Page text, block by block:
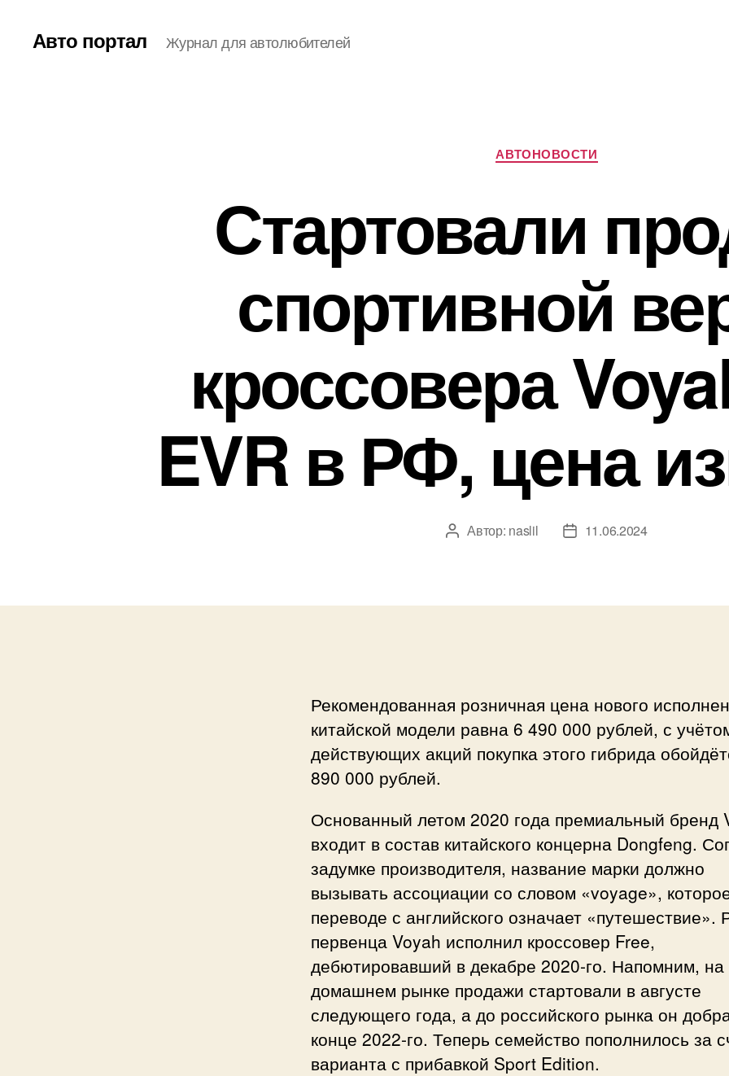
Авто портал Журнал для автолюбителей
Рубрики
АВТОНОВОСТИ
Стартовали
спортивной
кроссовера
EVR в РФ, цена
Автор
Автор: naslil
Дата11.06.2024
Рекомендованная розничная цена нового
китайской модели равна 6 490 000 рублей, с
действующих акций покупка этого гибрида
890 000 рублей.
Основанный летом 2020 года премиальный бренд
входит в состав китайского концерна Dongfeng.
задумке производителя, название марки должно
вызывать ассоциации со словом «voyage»,
переводе с английского означает «путешествие».
первенца Voyah исполнил кроссовер Free,
дебютировавший в декабре 2020-го. Напомним, на
домашнем рынке продажи стартовали в августе
следующего года, а до российского рынка он
конце 2022-го. Теперь семейство пополнилось за
варианта с прибавкой Sport Edition.